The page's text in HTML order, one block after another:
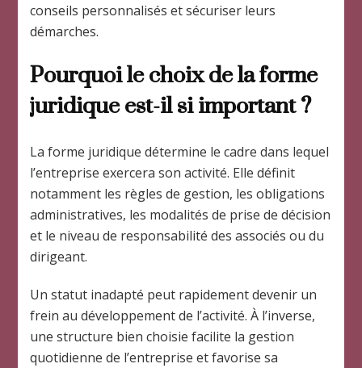
conseils personnalisés et sécuriser leurs
démarches.
Pourquoi le choix de la forme
juridique est-il si important ?
La forme juridique détermine le cadre dans lequel
l’entreprise exercera son activité. Elle définit
notamment les règles de gestion, les obligations
administratives, les modalités de prise de décision
et le niveau de responsabilité des associés ou du
dirigeant.
Un statut inadapté peut rapidement devenir un
frein au développement de l’activité. À l’inverse,
une structure bien choisie facilite la gestion
quotidienne de l’entreprise et favorise sa